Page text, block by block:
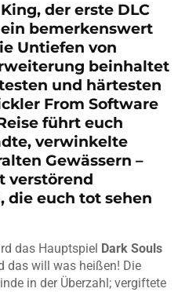
der erste DLC
ein bemerkenswert
Untiefen von
beinhaltet
und härtesten
From Software
führt euch
verwinkelte
Gewässern –
verstörend
die euch tot sehen
das Hauptspiel Dark Souls
das will was heißen! Die
in der Überzahl; vergiftete